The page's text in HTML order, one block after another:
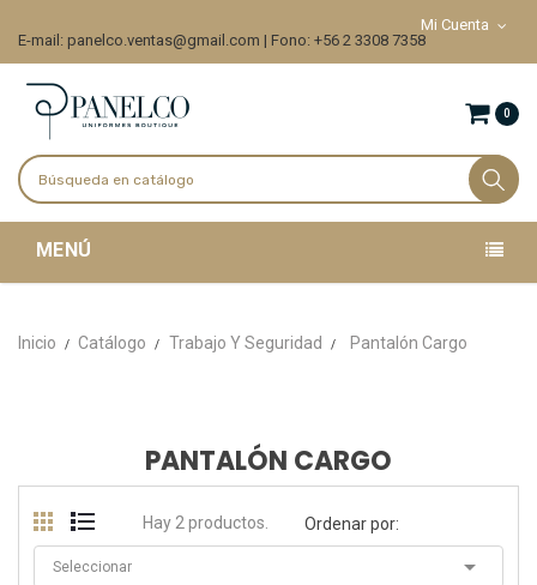
Mi Cuenta
E-mail: panelco.ventas@gmail.com | Fono: +56 2 3308 7358
0
MENÚ
Inicio Catálogo Trabajo Y Seguridad Pantalón Cargo
PANTALÓN CARGO
Hay 2 productos. Ordenar por:
Seleccionar 